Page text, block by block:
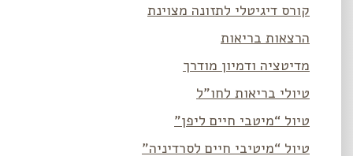
קורס דיגיטלי לתזונה מצוינת
הרצאות בריאות
מדיטציה ודמיון מודרך
טיולי בריאות לחו”ל
טיול “מיטבי חיים ליפן”
טיול “מיטיבי חיים לסרדיניה”